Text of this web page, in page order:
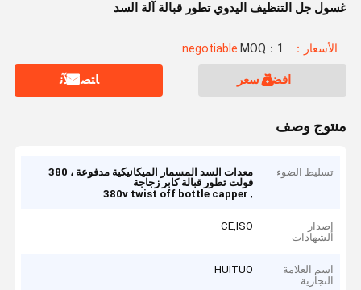
غسول جل التنظيف اليدوي تطور قبالة آلة السد
الأسعار：negotiable MOQ：1
افضل سعر ﺎﺘﺼﻟ ﺍﻶﻧ
منتوج وصف
تسليط الضوء
معدات السد المسمار الميكانيكية مدفوعة ، 380
فولت تطور قبالة كابر زجاجة
,
380v twist off bottle capper
إصدار
الشهادات
CE,ISO
اسم العلامة
التجارية
HUITUO